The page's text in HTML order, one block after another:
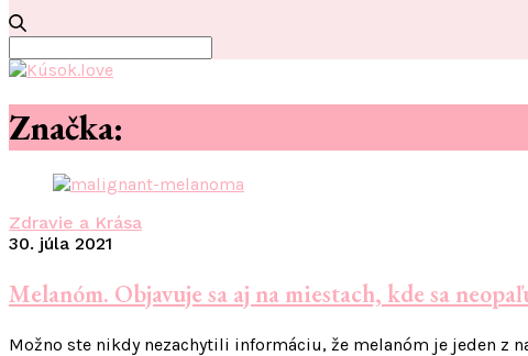
for:
Značka:
Zdravie a Krása
30. júla 2021
Melanóm. Objavuje sa aj na miestach, kde sa
Možno ste nikdy nezachytili informáciu, že melanóm je jeden z